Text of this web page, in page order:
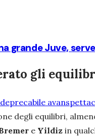
grande Juve,
gli
degli equilibri,
e Yildiz in